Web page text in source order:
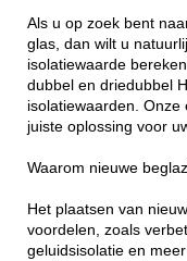
Als u op zoek bent
glas, dan wilt u
isolatiewaarde
dubbel en driedubbel
isolatiewaarden.
juiste oplossing voor
Waarom nieuwe
Het plaatsen van
voordelen, zoals
geluidsisolatie en